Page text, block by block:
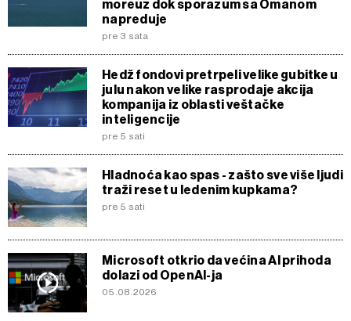
moreuz dok sporazum sa Omanom
napreduje
pre 3 sata
Hedž fondovi pretrpeli velike gubitke u
julu nakon velike rasprodaje akcija
kompanija iz oblasti veštačke
inteligencije
pre 5 sati
Hladnoća kao spas - zašto sve više ljudi
traži reset u ledenim kupkama?
pre 5 sati
Microsoft otkrio da većina AI prihoda
dolazi od OpenAI-ja
05.08.2026